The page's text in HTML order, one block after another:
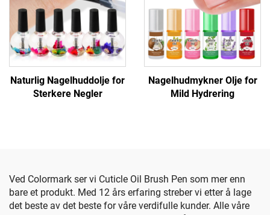
Naturlig Nagelhuddolje for
Sterkere Negler
Nagelhudmykner Olje for
Mild Hydrering
Ved Colormark ser vi Cuticle Oil Brush Pen som mer enn
bare et produkt. Med 12 års erfaring streber vi etter å lage
det beste av det beste for våre verdifulle kunder. Alle våre